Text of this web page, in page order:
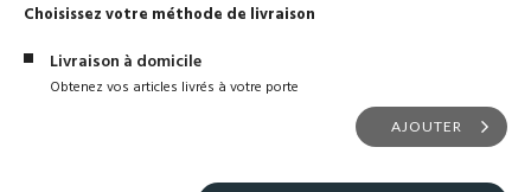
Choisissez votre méthode de livraison
Livraison à domicile
Obtenez vos articles livrés à votre porte
AJOUTER